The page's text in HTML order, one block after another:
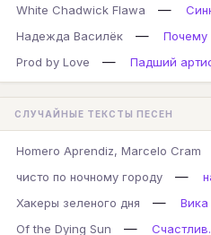
White Chadwick Flawa
—
Надежда Василёк
—
Почему
Prod by Love
— Падший
СЛУЧАЙНЫЕ ТЕКСТЫ ПЕСЕН
Homero Aprendiz, Marcelo Cram
чисто по ночному городу
—
Хакеры зеленого дня
—
Of the Dying Sun
—